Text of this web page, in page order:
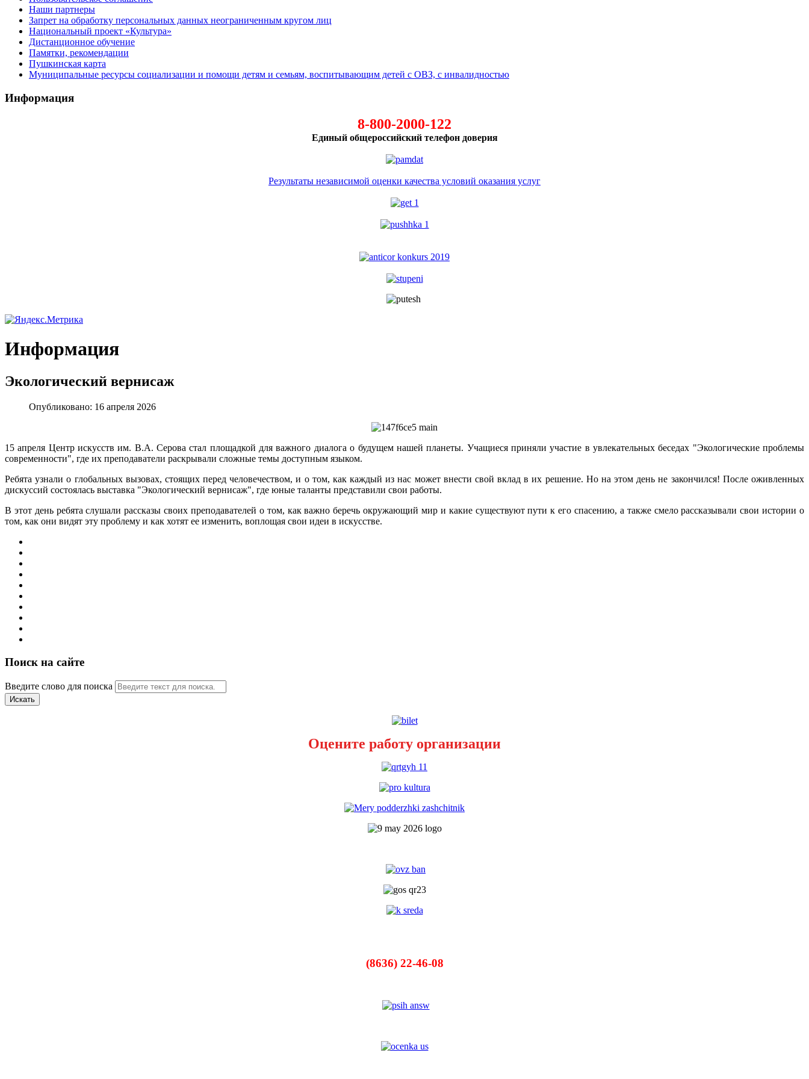
Наши партнеры
Запрет на обработку персональных данных неограниченным кругом лиц
Национальный проект «Культура»
Дистанционное обучение
Памятки, рекомендации
Пушкинская карта
Муниципальные ресурсы социализации и помощи детям и семьям, воспитывающим детей с ОВЗ, с инвалидностью
Информация
8-800-2000-122
Единый общероссийский телефон доверия
Результаты независимой оценки качества условий оказания услуг
Информация
Экологический вернисаж
Опубликовано: 16 апреля 2026
15 апреля Центр искусств им. В.А. Серова стал площадкой для важного диалога о будущем нашей планеты. Учащиеся приняли участие в увлекательных беседах "Экологические проблемы
современности", где их преподаватели раскрывали сложные темы доступным языком.
Ребята узнали о глобальных вызовах, стоящих перед человечеством, и о том, как каждый из нас может внести свой вклад в их решение. Но на этом день не закончился! После оживленных
дискуссий состоялась выставка "Экологический вернисаж", где юные таланты представили свои работы.
В этот день ребята слушали рассказы своих преподавателей о том, как важно беречь окружающий мир и какие существуют пути к его спасению, а также смело рассказывали свои истории о
том, как они видят эту проблему и как хотят ее изменить, воплощая свои идеи в искусстве.
Поиск на сайте
Введите слово для поиска
Искать
Оцените работу организации
(8636) 22-46-08